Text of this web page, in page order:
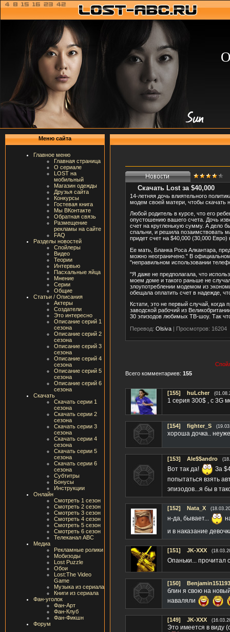
Меню сайта
Главное меню
Главная страница
О сериале
LOST на
мобильный
Магазин одежды
Друзья сайта
Конкурсы
Гостевая книга
Мы ВКонтакте
Обратная связь
Размещение
рекламы на сайте
FAQ
Разделы новостей
Спойлеры
Видео
Теории
Интервью
Пасхальные яйца
Мнение
Серии
Общие
Статьи / Описания
Актеры
Создатели
Это интересно
Описание серий 1
сезона
Описание серий 2
сезона
Описание серий 3
сезона
Описание серий 4
сезона
Описание серий 5
сезона
Описание серий 6
сезона
Скачать
Скачать серии 1
сезона
Скачать серии 2
сезона
Скачать серии 3
сезона
Скачать серии 4
сезона
Скачать серии 5
сезона
Скачать серии 6
сезона
Субтитры
Бонусы
Инструкции
Онлайн
Смотреть 1 сезон
Смотреть 2 сезон
Смотреть 3 сезон
Смотреть 4 сезон
Смотреть 5 сезон
Смотреть 6 сезон
Телеканал ABC
Медиа
Рекламные ролики
Мобизоды
Lost Puzzle
Обои
Lost:The Video
Game
Музыка из сериала
Книги из сериала
Фан-уголок
Фан-Арт
Фан-Клуб
Фан-Фикшн
Форум
Скачать Lost за $40,000
14-летняя дочь влиятельного
модем своей матери, чтобы скачать
Любой родитель в курсе, что его
опустошению вашего счета. Дочь
счет на кругленькую сумму. А дело
спальни, и решила позаимствовать
придет счет на $40,000 (30,000 Евро)
Ее мать, Бланка Роса Алкантара,
можно неограничено." В
"неправильном использовании
"Я даже не предполагала, что
моем доме и такого раньше не
злоупотреблении модемом из
обещала оплатить счет в надежде,
Кстати, это не первый случай, когда
заводской рабочий из
30 эпизодов любимых ТВ-шоу. Так
Перевод: Olsiva Просмотров: 16204
Всего комментариев: 155
[155] huLcher
1 серия 300$ , с 3G
[154] fighter_S
хороша дочка..
[153] Ale$$andro
Вот так да!
За
попытаться взять
эпизодов...я бы в
[152] Nata_X
н-да, бывает...
и в наказание
[151] JK-XXX
Опаньки... прочитал
[150] Benjamin151193
блин я свою на
наваляли
[149] JK-XXX
Это имеется в виду